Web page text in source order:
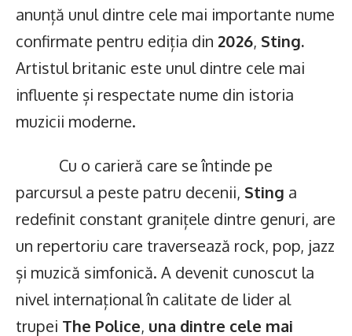
anunță unul dintre cele mai importante nume
confirmate pentru ediția din 2026, Sting.
Artistul britanic este unul dintre cele mai
influente și respectate nume din istoria
muzicii moderne.
Cu o carieră care se întinde pe
parcursul a peste patru decenii, Sting a
redefinit constant granițele dintre genuri, are
un repertoriu care traversează rock, pop, jazz
și muzică simfonică. A devenit cunoscut la
nivel internațional în calitate de lider al
trupei The Police, una dintre cele mai